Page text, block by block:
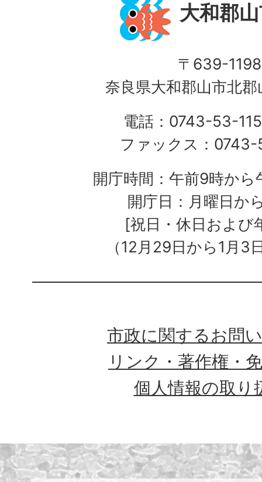
大和郡
〒639-1198
奈良県大和郡山市北
電話：0743-53-
ファックス：
開庁時間：午前9時か
開庁日：月曜日か
[祝日・休日および
（12月29日から1月3
市政に関するお問
リンク・著作権・
個人情報の取り